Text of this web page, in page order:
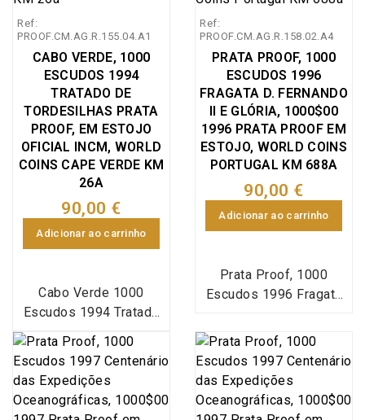
Nacional Casa da
Moeda (INCM), World
Coins Portugal
KM#733a (Silver
Proof). A inauguração
oficial da Porto 2001 –
Capital Europeia da
Cultura sucedeu a 13 de
janeiro de 2001. A
programação foi
dividida em: teatro,
programa de
envolvimento da
cidade, circo,
marionetas, literatura,
odisseia nas imagens,
ópera e ciência.
Centenário do Tratado
de Tordesilhas 1494-
da Imprensa Nacional
Casa da Moeda (INCM),
World Coins Portugal
KM#675a.
Ref:
PROOF.CM.AG.R.155.04.A1
CABO VERDE, 1000
ESCUDOS 1994
TRATADO DE
TORDESILHAS PRATA
PROOF, EM ESTOJO
OFICIAL INCM, WORLD
COINS CAPE VERDE KM
26A
90,00 €
Adicionar ao carrinho
Cabo Verde 1000
Escudos 1994 Tratado
de Tordesilhas em prata
Proof, Emissão em
estojo com moeda prata
Proof de 1000 Escudos
Tratado de Tordesilhas
Ref:
PROOF.CM.AG.R.158.02.A4
PRATA PROOF, 1000
ESCUDOS 1996
FRAGATA D. FERNANDO
II E GLÓRIA, 1000$00
1996 PRATA PROOF EM
ESTOJO, WORLD COINS
PORTUGAL KM 688A
90,00 €
Adicionar ao carrinho
Prata Proof, 1000
Escudos 1996 Fragata
estojo com moeda prata
Proof 1000$00 1996
Fragata D. Fernando II e
Glória, comemorativa
alusiva à reconstrução